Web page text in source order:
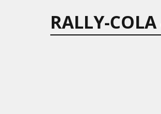
RALLY-